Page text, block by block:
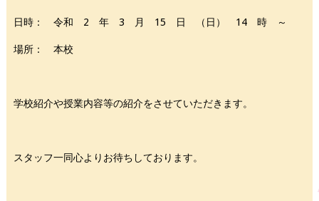
日時： 令和 2 年 3 月 15 日 （日） 14 時 ～
場所： 本校
学校紹介や授業内容等の紹介をさせていただきます。
スタッフ一同心よりお待ちしております。